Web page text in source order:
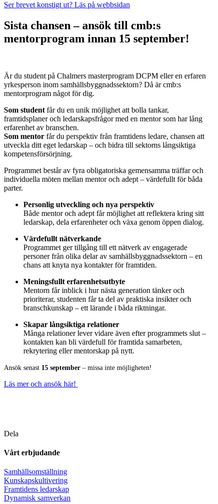
Ser brevet konstigt ut? Läs på webbsidan
Sista chansen – ansök till cmb:s
mentorprogram innan 15 september!
Ärdu student på Chalmers masterprogram DCPM elleren erfaren
yrkesperson inom samhällsbyggnadssektorn? Då ärcmb:s
mentorprogram något fördig.
Som student fårdu en unik möjlighet att bolla tankar,
framtidsplaneroch ledarskapsfrågormed en mentorsom harlång
erfarenhet av branschen.
Som mentor fårdu perspektiv från framtidens ledare, chansen att
utveckla ditt eget ledarskap – och bidra till sektorns långsiktiga
kompetensförsörjning.
Programmet bestårav fyra obligatoriska gemensamma träffaroch
individuella möten mellan mentoroch adept – värdefullt förbåda
parter.
Personlig utveckling och nya perspektiv
Både mentoroch adept fårmöjlighet att reflektera kring sitt
ledarskap, dela erfarenheteroch växa genom öppen dialog.
Värdefullt nätverkande
Programmet gertillgång till ett nätverk av engagerade
personerfrån olika delarav samhällsbyggnadssektorn – en
chans att knyta nya kontakterförframtiden.
Meningsfullt erfarenhetsutbyte
Mentorn fårinblick i hurnästa generation tänkeroch
prioriterar, studenten fårta del av praktiska insikteroch
branschkunskap – ett lärande i båda riktningar.
Skapar långsiktiga relationer
Många relationerlevervidare även efterprogrammets slut –
kontakten kan bli värdefull förframtida samarbeten,
rekrytering ellermentorskap på nytt.
Ansök senast 15 september – missa inte möjligheten!
Läs mer och ansök här!
Dela
Vårt erbjudande
Samhällsomställning
Kunskapskultivering
Framtidens ledarskap
Dynamisk samverkan